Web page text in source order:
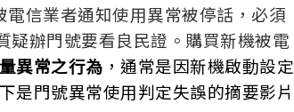
信業者通知使用異常被停話，必須
疑辦門號要看良民證。購買新機被電
異常之行為 ，通常是因新機啟動設定
是門號異常使用判定失誤的摘要影片